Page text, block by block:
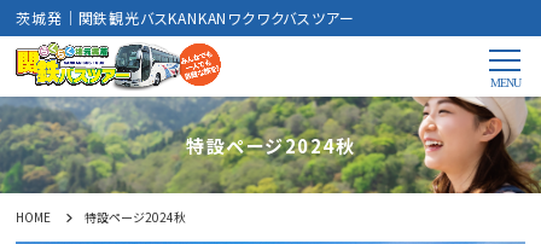
茨城発｜関鉄観光バスKANKANワクワクバスツアー
特設ページ2024秋
HOME 特設ページ2024秋